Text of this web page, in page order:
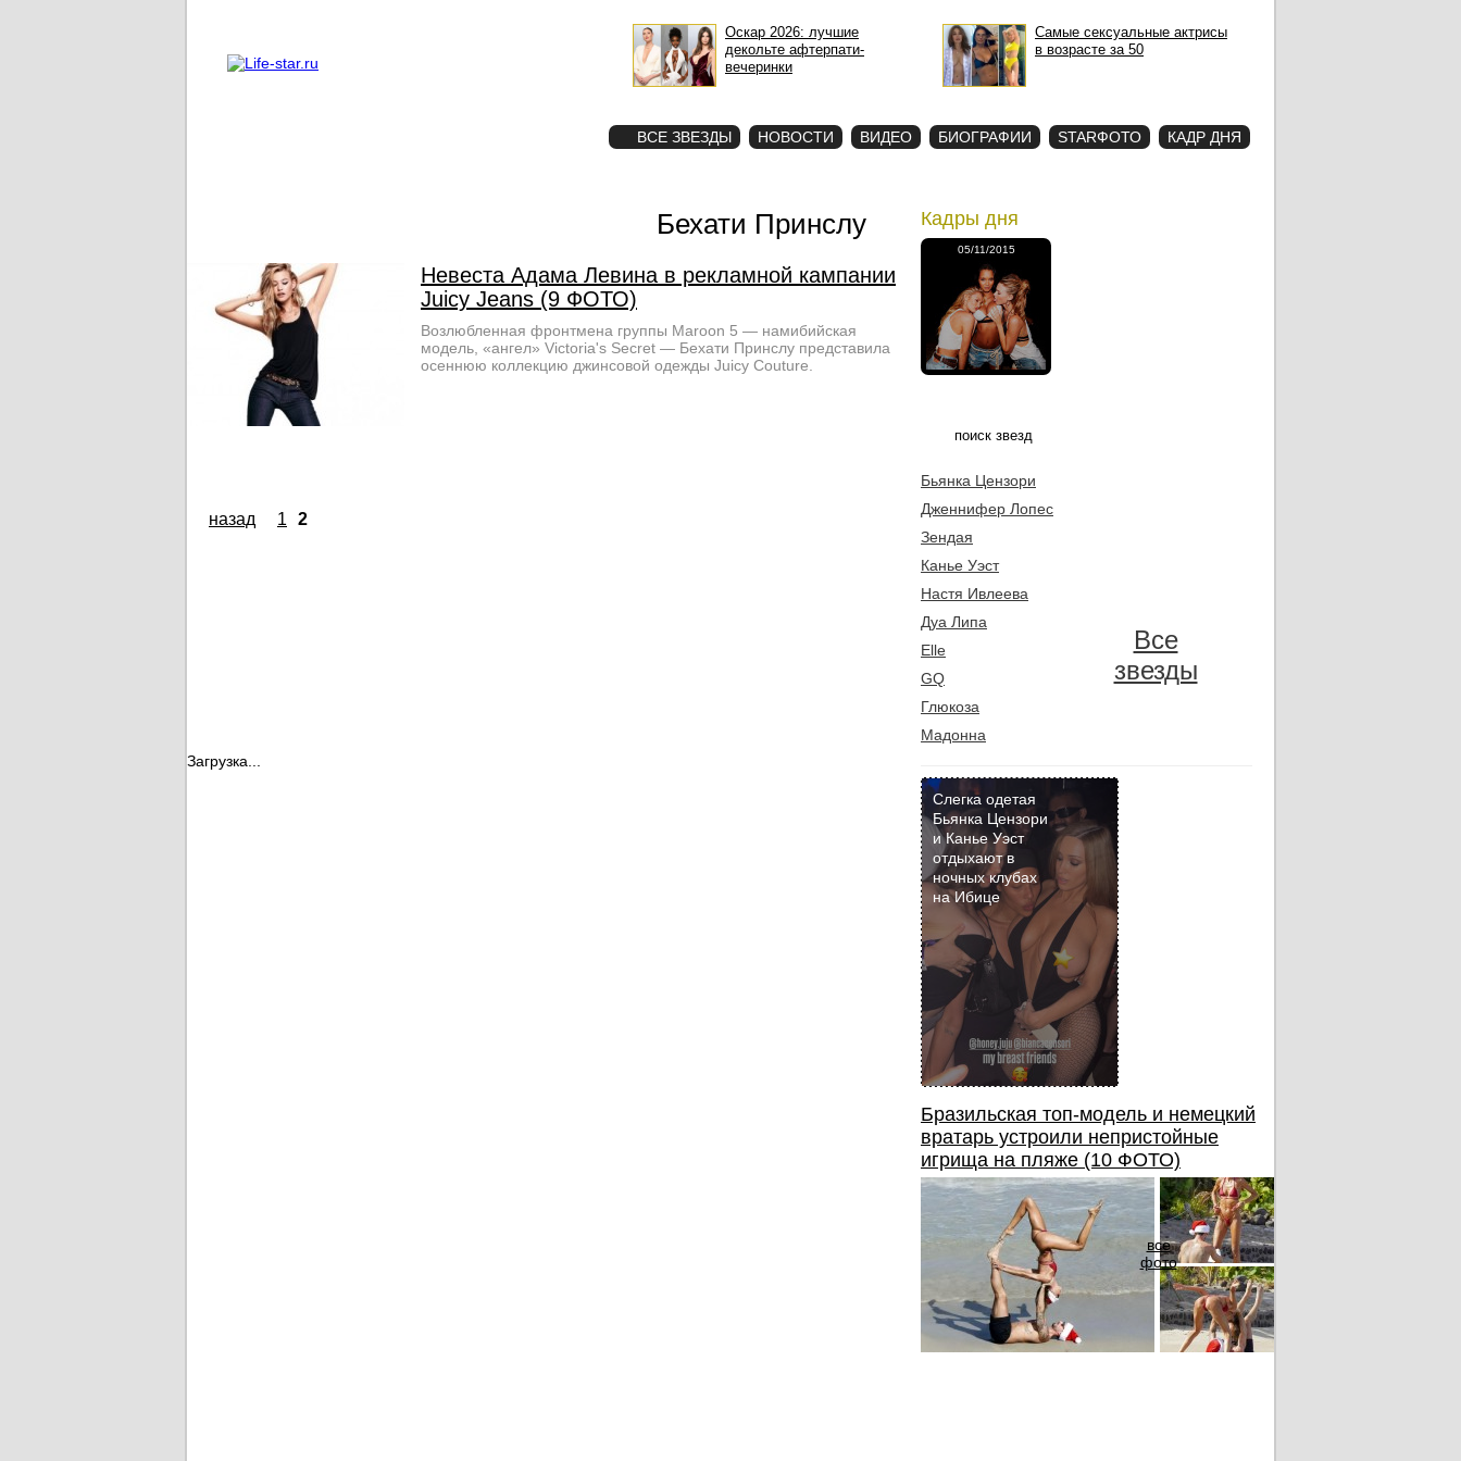
Оскар 2026: лучшие
декольте афтерпати-
вечеринки
Самые сексуальные актрисы
в возрасте за 50
ВСЕ ЗВЕЗДЫ НОВОСТИ ВИДЕО БИОГРАФИИ STARФОТО КАДР ДНЯ
Бехати Принслу
Невеста Адама Левина в рекламной кампании
Juicy Jeans (9 ФОТО)
Возлюбленная фронтмена группы Maroon 5 — намибийская
модель, «ангел» Victoria's Secret — Бехати Принслу представила
осеннюю коллекцию джинсовой одежды Juicy Couture.
назад 1 2
Загрузка...
Кадры дня
05/11/2015
Бьянка Цензори
Дженнифер Лопес
Зендая
Канье Уэст
Настя Ивлеева
Дуа Липа
Elle
GQ
Глюкоза
Мадонна
Все
звезды
Слегка одетая
Бьянка Цензори
и Канье Уэст
отдыхают в
ночных клубах
на Ибице
Бразильская топ-модель и немецкий
вратарь устроили непристойные
игрища на пляже (10 ФОТО)
все
фото